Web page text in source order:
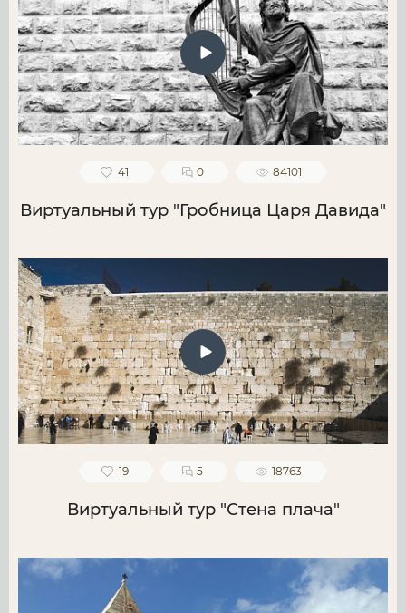
41 0 84101
Виртуальный тур "Гробница Царя Давида"
19 5 18763
Виртуальный тур "Стена плача"